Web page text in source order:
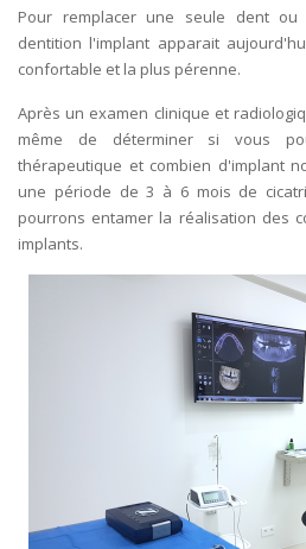
Pour remplacer une seule dent
dentition l'implant apparait
confortable et la plus pérenne.
Après un examen clinique et
même de déterminer si vous
thérapeutique et combien d'implant
une période de 3 à 6 mois de
pourrons entamer la réalisation des
implants.